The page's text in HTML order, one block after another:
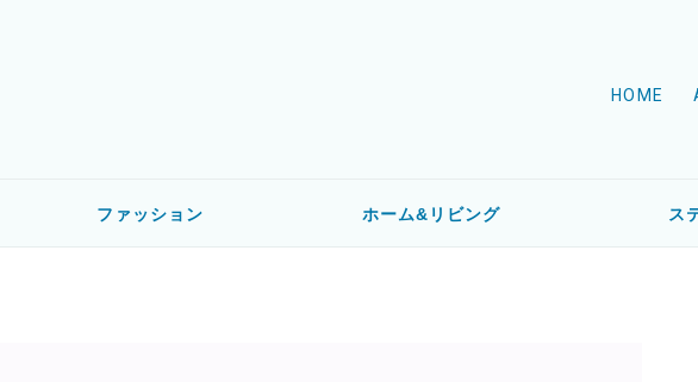
HOME
ファッション ホーム&リビング ス